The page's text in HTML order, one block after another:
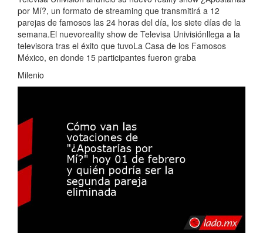
por Mí?, un formato de streaming que transmitirá a 12
parejas de famosos las 24 horas del día, los siete días de la
semana.El nuevoreality show de Televisa Univisiónllega a la
televisora tras el éxito que tuvoLa Casa de los Famosos
México, en donde 15 participantes fueron graba
Milenio